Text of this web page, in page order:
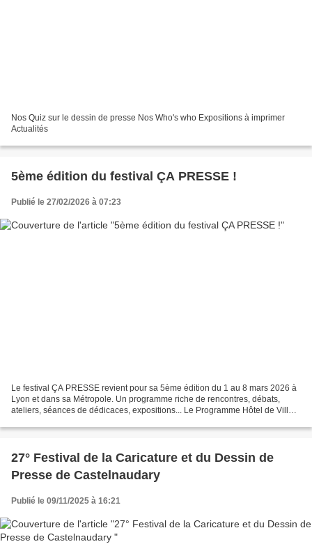
Nos Quiz sur le dessin de presse Nos Who's who Expositions à imprimer
Actualités
5ème édition du festival ÇA PRESSE !
Publié le 27/02/2026 à 07:23
Le festival ÇA PRESSE revient pour sa 5ème édition du 1 au 8 mars 2026 à
Lyon et dans sa Métropole. Un programme riche de rencontres, débats,
ateliers, séances de dédicaces, expositions... Le Programme Hôtel de Ville
27° Festival de la Caricature et du Dessin de
Presse de Castelnaudary
Publié le 09/11/2025 à 16:21